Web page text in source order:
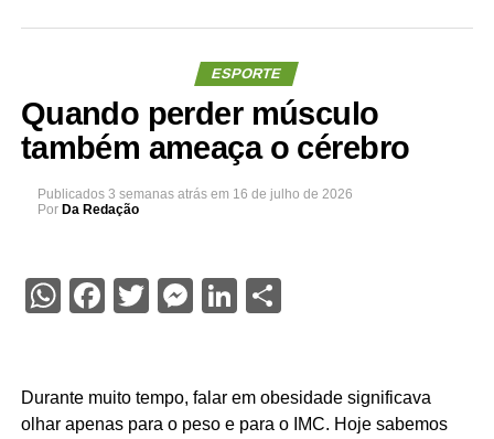
ESPORTE
Quando perder músculo
também ameaça o cérebro
Publicados 3 semanas atrás em 16 de julho de 2026
Por Da Redação
WhatsApp
Facebook
Twitter
Messenger
LinkedIn
Share
Durante muito tempo, falar em obesidade significava
olhar apenas para o peso e para o IMC. Hoje sabemos